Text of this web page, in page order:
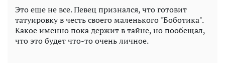
Это еще не все. Певец признался, что готовит
татуировку в честь своего маленького "Боботика".
Какое именно пока держит в тайне, но пообещал,
что это будет что-то очень личное.